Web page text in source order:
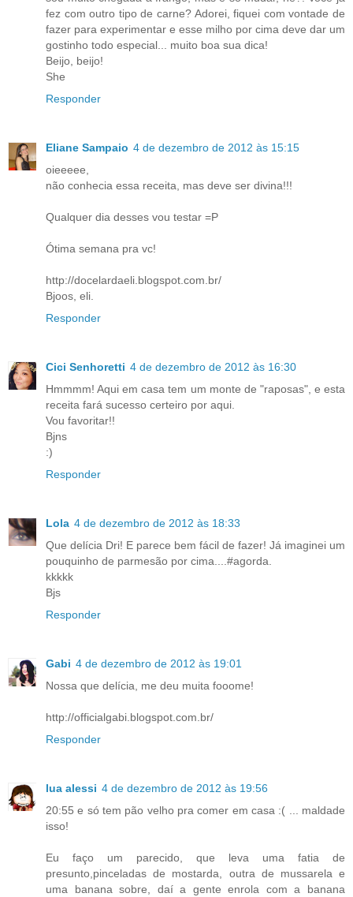
fez com outro tipo de carne? Adorei, fiquei com vontade de
fazer para experimentar e esse milho por cima deve dar um
gostinho todo especial... muito boa sua dica!
Beijo, beijo!
She
Responder
Eliane Sampaio 4 de dezembro de 2012 às 15:15
oieeeee,
não conhecia essa receita, mas deve ser divina!!!
Qualquer dia desses vou testar =P
Ótima semana pra vc!
http://docelardaeli.blogspot.com.br/
Bjoos, eli.
Responder
Cici Senhoretti 4 de dezembro de 2012 às 16:30
Hmmmm! Aqui em casa tem um monte de "raposas", e esta
receita fará sucesso certeiro por aqui.
Vou favoritar!!
Bjns
:)
Responder
Lola 4 de dezembro de 2012 às 18:33
Que delícia Dri! E parece bem fácil de fazer! Já imaginei um
pouquinho de parmesão por cima....#agorda.
kkkkk
Bjs
Responder
Gabi 4 de dezembro de 2012 às 19:01
Nossa que delícia, me deu muita fooome!
http://officialgabi.blogspot.com.br/
Responder
lua alessi 4 de dezembro de 2012 às 19:56
20:55 e só tem pão velho pra comer em casa :( ... maldade
isso!
Eu faço um parecido, que leva uma fatia de
presunto,pinceladas de mostarda, outra de mussarela e
uma banana sobre, daí a gente enrola com a banana